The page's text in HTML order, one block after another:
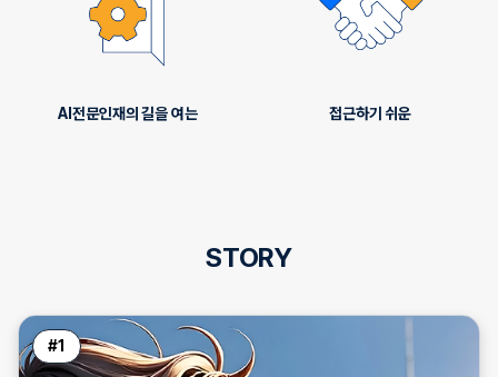
AI전문인재의 길을 여는 접근하기 쉬운
STORY
#1